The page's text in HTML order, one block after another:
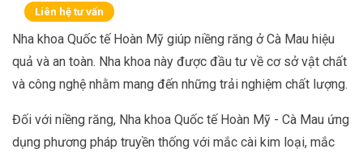
Liên hệ tư vấn
Nha khoa Quốc tế Hoàn Mỹ giúp niềng răng ở Cà Mau hiệu
quả và an toàn. Nha khoa này được đầu tư về cơ sở vật chất
và công nghệ nhằm mang đến những trải nghiệm chất lượng.
Đối với niềng răng, Nha khoa Quốc tế Hoàn Mỹ - Cà Mau ứng
dụng phương pháp truyền thống với mắc cài kim loại, mắc